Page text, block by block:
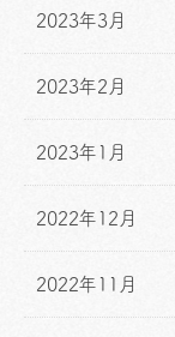
2023年3月
2023年2月
2023年1月
2022年12月
2022年11月